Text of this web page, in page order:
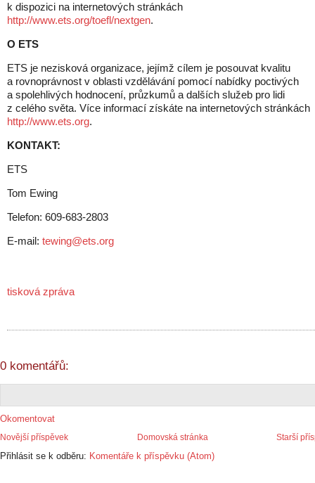
k dispozici na internetových stránkách
http://www.ets.org/toefl/nextgen.
O ETS
ETS je nezisková organizace, jejímž cílem je posouvat kvalitu
a rovnoprávnost v oblasti vzdělávání pomocí nabídky poctivých
a spolehlivých hodnocení, průzkumů a dalších služeb pro lidi
z celého světa. Více informací získáte na internetových stránkách
http://www.ets.org.
KONTAKT:
ETS
Tom Ewing
Telefon: 609-683-2803
E-mail: tewing@ets.org
tisková zpráva
0 komentářů:
Okomentovat
Novější příspěvek Starší
Domovská stránka
Přihlásit se k odběru: Komentáře k příspěvku (Atom)